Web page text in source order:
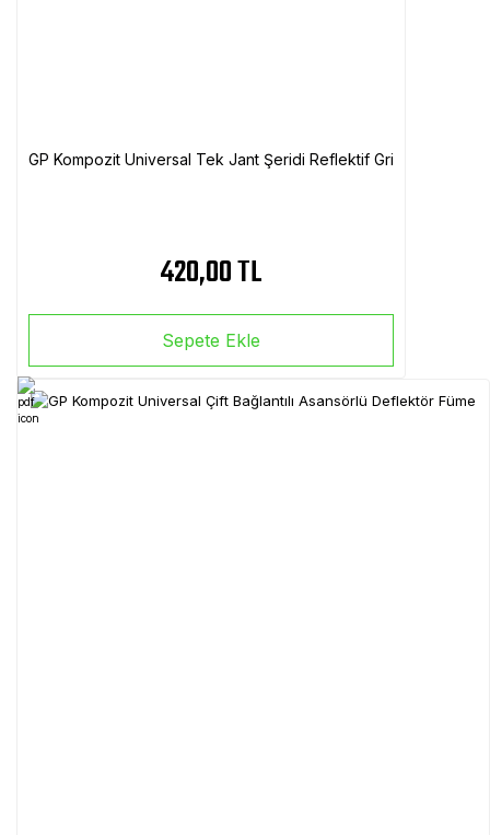
GP Kompozit Universal Tek Jant Şeridi Reflektif Gri
420,00 TL
Sepete Ekle